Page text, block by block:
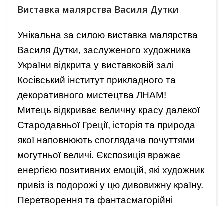
Виставка малярства Василя Дутки
Унікальна за силою виставка малярства
Василя Дутки, заслуженого художника
України відкрита у виставковій залі
Косівський інститут прикладного та
декоративного мистецтва ЛНАМ!
Митець відкриває величну красу далекої
Стародавньої Греції, історія та природа
якої наповнюють споглядача почуттями
могутньої величі. Єкспозиція вражає
енергією позитивних емоцій, які художник
привіз із подорожі у цю дивовижну країну.
Перетворення та фантасмагорійні